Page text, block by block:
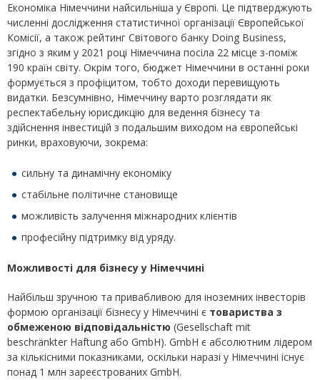
Економіка Німеччини найсильніша у Європі. Це підтверджують
численні дослідження статистичної організації Європейської
Комісії, а також рейтинг Світового банку Doing Business,
згідно з яким у 2021 році Німеччина посіла 22 місце з-поміж
190 країн світу. Окрім того, бюджет Німеччини в останні роки
формується з профіцитом, тобто доходи перевищують
видатки. Безсумнівно, Німеччину варто розглядати як
респектабельну юрисдикцію для ведення бізнесу та
здійснення інвестицій з подальшим виходом на європейські
ринки, враховуючи, зокрема:
сильну та динамічну економіку
стабільне політичне становище
можливість залучення міжнародних клієнтів
професійну підтримку від уряду.
Можливості для бізнесу у Німеччині
Найбільш зручною та привабливою для іноземних інвесторів
формою організації бізнесу у Німеччині є товариства з
обмеженою відповідальністю (Gesellschaft mit
beschränkter Haftung або GmbH). GmbH є абсолютним лідером
за кількісними показниками, оскільки наразі у Німеччині існує
понад 1 млн зареєстрованих GmbH.